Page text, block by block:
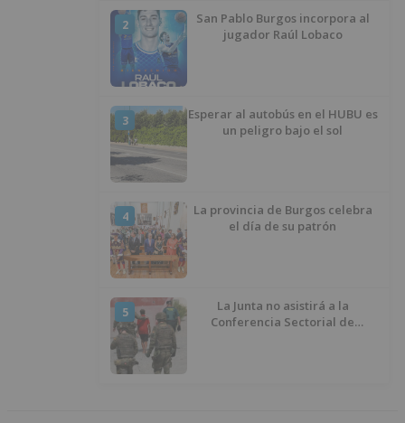
2
San Pablo Burgos incorpora al
jugador Raúl Lobaco
3
Esperar al autobús en el HUBU es
un peligro bajo el sol
4
La provincia de Burgos celebra
el día de su patrón
5
La Junta no asistirá a la
Conferencia Sectorial de